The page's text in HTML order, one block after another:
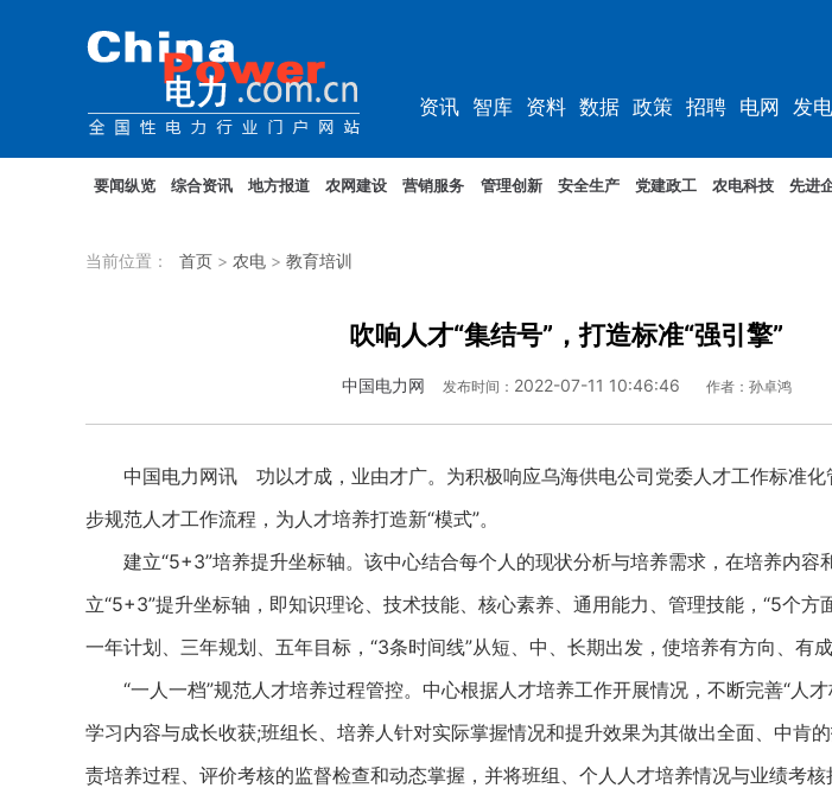
资讯 智库 资料 数据 政策 招聘 电网 发电
要闻纵览 综合资讯 地方报道 农网建设 营销服务 管理创新 安全生产 党建政工 农电科技 先进
当前位置： 首页 > 农电 > 教育培训
吹响人才“集结号”，打造标准“强引擎”
中国电力网 发布时间： 2022-07-11 10:46:46 作者：孙卓鸿
中国电力网讯 功以才成，业由才广。为积极响应乌海供电公司党委人才工作标准化
步规范人才工作流程，为人才培养打造新“模式”。
建立“5+3”培养提升坐标轴。该中心结合每个人的现状分析与培养需求，在培养内容
立“5+3”提升坐标轴，即知识理论、技术技能、核心素养、通用能力、管理技能，“5个方
一年计划、三年规划、五年目标，“3条时间线”从短、中、长期出发，使培养有方向、有成
“一人一档”规范人才培养过程管控。中心根据人才培养工作开展情况，不断完善“人才
学习内容与成长收获;班组长、培养人针对实际掌握情况和提升效果为其做出全面、中肯
责培养过程、评价考核的监督检查和动态掌握，并将班组、个人人才培养情况与业绩考